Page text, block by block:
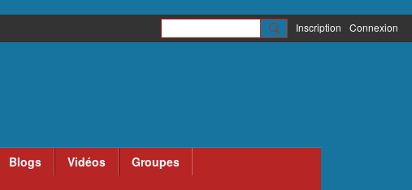
Inscription Connexion
Blogs Vidéos
Groupes